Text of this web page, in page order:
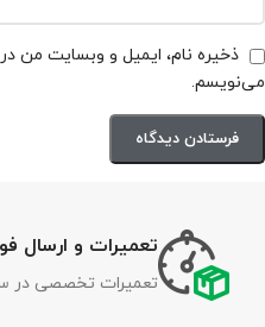
ذخیره نام، ایمیل و وبسایت من
می‌نویسم.
تعمیرات و ارسال
تعمیرات تخصصی در